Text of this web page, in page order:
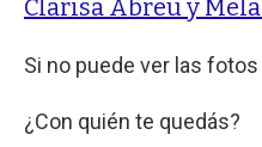
Clarisa Abreu y
Si no puede ver las
¿Con quién te quedás?